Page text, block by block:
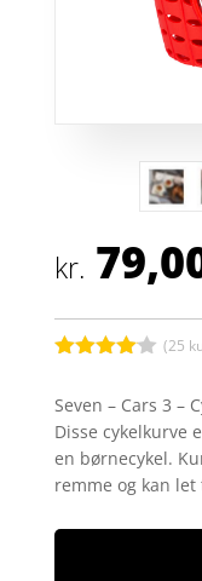
kr.
ud af 5
baseret
kundebed
ømmelse
(25
Seven – Cars 3 –
Disse cykelkurve
en børnecykel.
remme og kan